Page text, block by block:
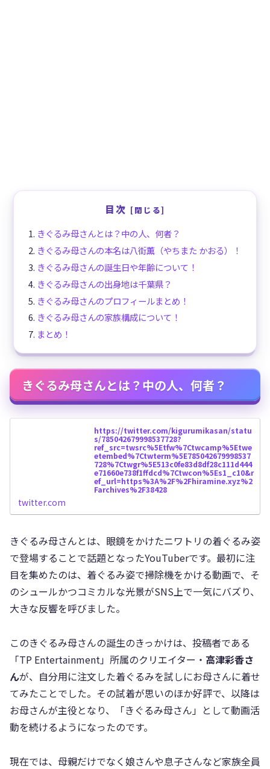
目次
きぐるみ母さんとは？中の人、何者？
きぐるみ母さんの本名は八街薫（やちまた かおる）！
きぐるみ母さんの誕生日や年齢について！
きぐるみ母さんの出身地は千葉県？
きぐるみ母さんのプロフィールまとめ！
きぐるみ母さんの家族構成について！
まとめ！
きぐるみ母さんとは？中の人、何者？
https://twitter.com/kigurumikasan/statu
s/785042679998537728?
ref_src=twsrc%5Etfw%7Ctwcamp%5Etwe
etembed%7Ctwterm%5E785042679998537
728%7Ctwgr%5E513c0fe83d8df28c111d444
e71660e738f1ffdcd%7Ctwcon%5Es1_c10&r
ef_url=https%3A%2F%2Fhiramine.xyz%2
Farchives%2F38428
twitter.com
きぐるみ母さんとは、眼鏡をかけたニワトリの着ぐるみ姿
で登場することで話題となったYouTuberです。最初に注
目を集めたのは、着ぐるみ姿で掃除機をかける動画で、そ
のシュールかつコミカルな光景がSNS上で一気にバズり、
大きな反響を呼びました。
このきぐるみ母さんの誕生のきっかけは、投稿者である
「TP Entertainment」所属のクリエイター・ 高津彩香さ
んが、自分用に注文した着ぐるみを試しにお母さんに着せ
てみたことでした。その試着が思いのほか好評で、以降は
お母さんが主役となり、「きぐるみ母さん」として動画活
動を続けるようになったのです。
現在では、母親だけでなく娘さんや息子さんなど家族全員